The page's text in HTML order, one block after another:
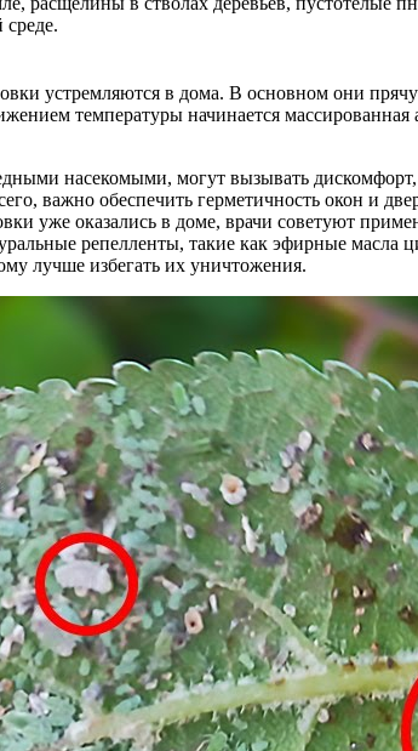
устремляются в дома. В основном они
температуры начинается массированная
насекомыми, могут вызывать
важно обеспечить герметичность окон и
уже оказались в доме, врачи советуют
репелленты, такие как эфирные
лучше избегать их уничтожения.